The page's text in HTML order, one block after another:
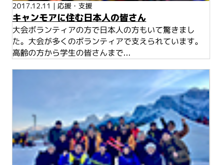
2017.12.11 | 応援・支援
キャンモアに住む日本人の皆さん
大会ボランティアの方で日本人の方もいて驚きまし
た。大会が多くのボランティアで支えられています。
高齢の方から学生の皆さんまで...